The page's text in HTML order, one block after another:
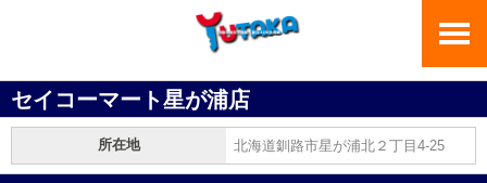
セイコーマート星が浦店
所在地 北海道釧路市星が浦北２丁目4-25